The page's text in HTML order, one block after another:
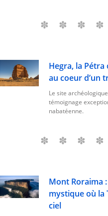
Hegra, la Pétra
au coeur d’un
Le site
témoignage
nabatéenne.
Mont Roraima
mystique où la
ciel